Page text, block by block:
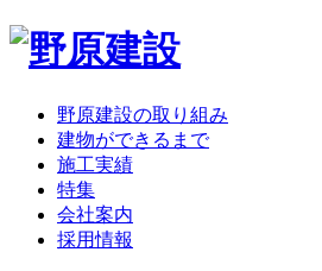
野原建設の取り組み
建物ができるまで
施工実績
特集
会社案内
採用情報